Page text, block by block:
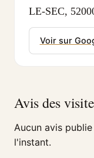
LE-SEC,
Voir sur
Avis des
Aucun avis
l'instant.